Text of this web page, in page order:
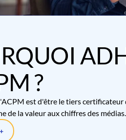
?
est d'être le tiers certificateur
de la valeur aux chiffres des médias.